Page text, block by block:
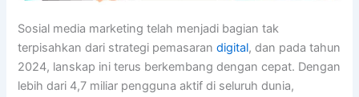
Sosial media marketing telah menjadi bagian tak
terpisahkan dari strategi pemasarandigital, dan pada tahun
2024, lanskap ini terus berkembang dengan cepat. Dengan
lebih dari 4,7 miliar pengguna aktif di seluruh dunia,